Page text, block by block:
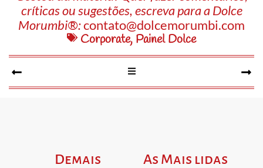
críticas ou sugestões, escreva para a Dolce
Morumbi®:contato@dolcemorumbi.com
Corporate, Painel Dolce
Demais
As Mais lidas